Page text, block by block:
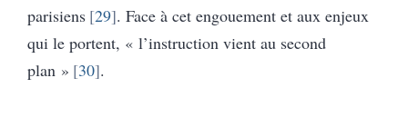
parisiens 29 . Face à cet engouement et aux enjeux
qui le portent, « l’instruction vient au second
plan » 30 .